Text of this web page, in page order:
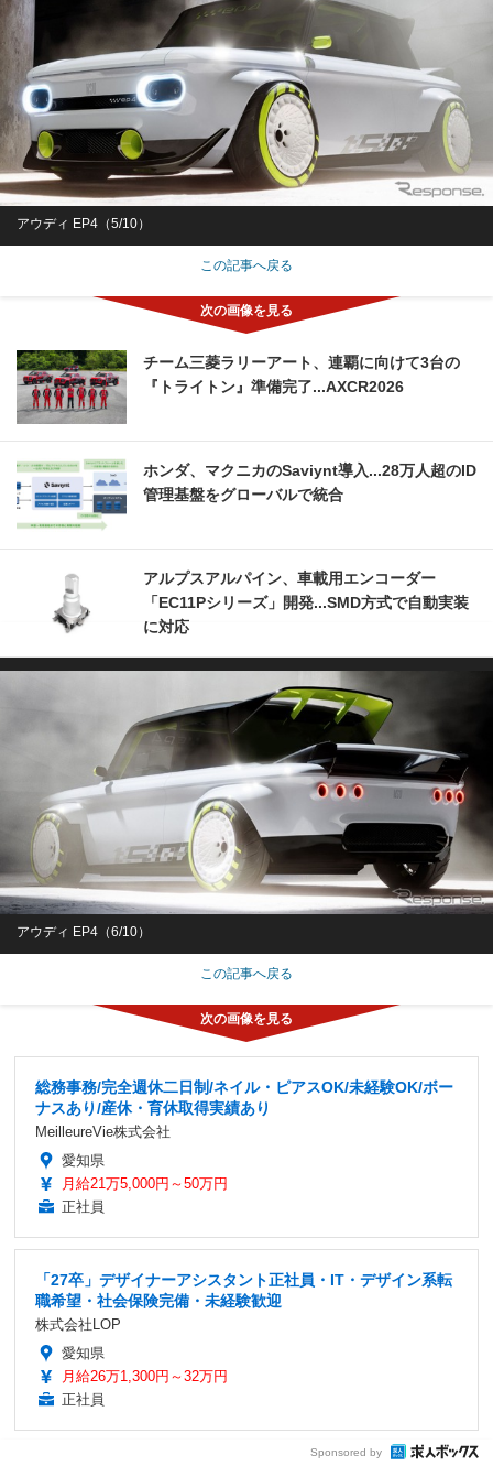
アウディ EP4（5/10）
この記事へ戻る
チーム三菱ラリーアート、連覇に向けて3台の
『トライトン』準備完了...AXCR2026
ホンダ、マクニカのSaviynt導入...28万人超のID
管理基盤をグローバルで統合
アルプスアルパイン、車載用エンコーダー
「EC11Pシリーズ」開発...SMD方式で自動実装
に対応
アウディ EP4（6/10）
この記事へ戻る
総務事務/完全週休二日制/ネイル・ピアスOK/未経験OK/ボー
ナスあり/産休・育休取得実績あり
MeilleureVie株式会社
愛知県
月給21万5,000円～50万円
正社員
「27卒」デザイナーアシスタント正社員・IT・デザイン系転
職希望・社会保険完備・未経験歓迎
株式会社LOP
愛知県
月給26万1,300円～32万円
正社員
Sponsored by